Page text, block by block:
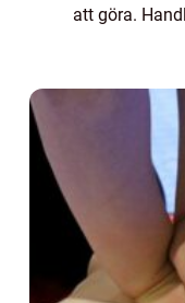
att göra.